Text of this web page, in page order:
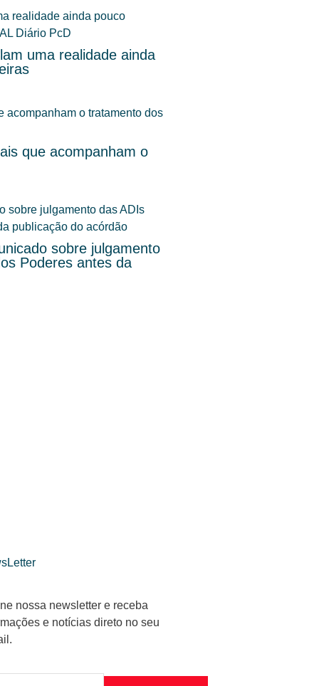
uma realidade ainda
que acompanham o
sobre julgamento
Poderes antes da
nossa newsletter e receba
e notícias direto no seu